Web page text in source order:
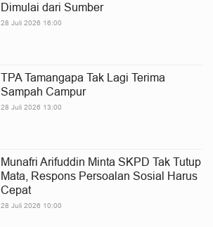
Dimulai dari Sumber
28 Juli 2026 16:00
TPA Tamangapa Tak Lagi Terima
Sampah Campur
28 Juli 2026 13:00
Munafri Arifuddin Minta SKPD Tak Tutup
Mata, Respons Persoalan Sosial Harus
Cepat
28 Juli 2026 10:00